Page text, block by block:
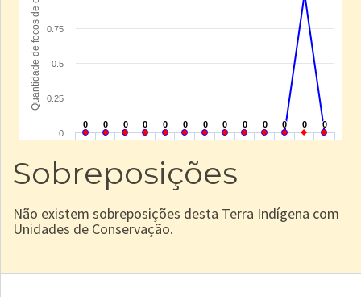
Sobreposições
Não existem sobreposições desta Terra Indígena com
Unidades de Conservação.